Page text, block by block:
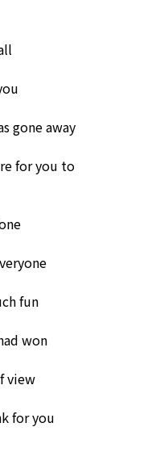
gone away
for you to
fun
won
view
for you